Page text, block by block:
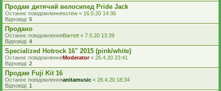
Продам дитячий велосипед Pride Jack
Останнє повідомленняscrew « 16.5.20 14:36
Відповіді: 5
Продано
Останнє повідомленняBarrett « 7.5.20 13:39
Відповіді: 4
Specialized Hotrock 16" 2015 (pink/white)
Останнє повідомленняModerator« 26.4.20 23:41
Відповіді: 2
Продам Fuji Kit 16
Останнє повідомленняanitamusic « 26.4.20 18:34
Відповіді: 1